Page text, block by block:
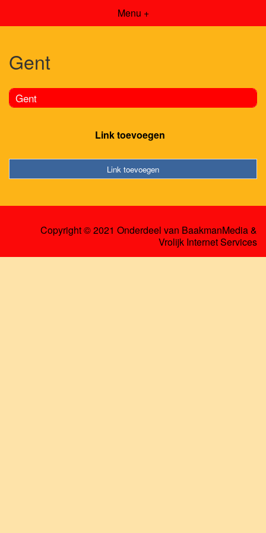
Menu +
Gent
Gent
Link toevoegen
Link toevoegen
Copyright © 2021 Onderdeel van BaakmanMedia&
Vrolijk Internet Services